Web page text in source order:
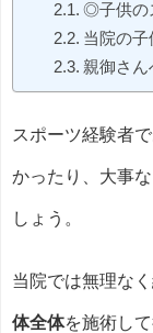
◎子供の
当院の
親御さん
スポーツ経験者で
かったり、 大事
しょう。
当院では無理な
体全体を施術し